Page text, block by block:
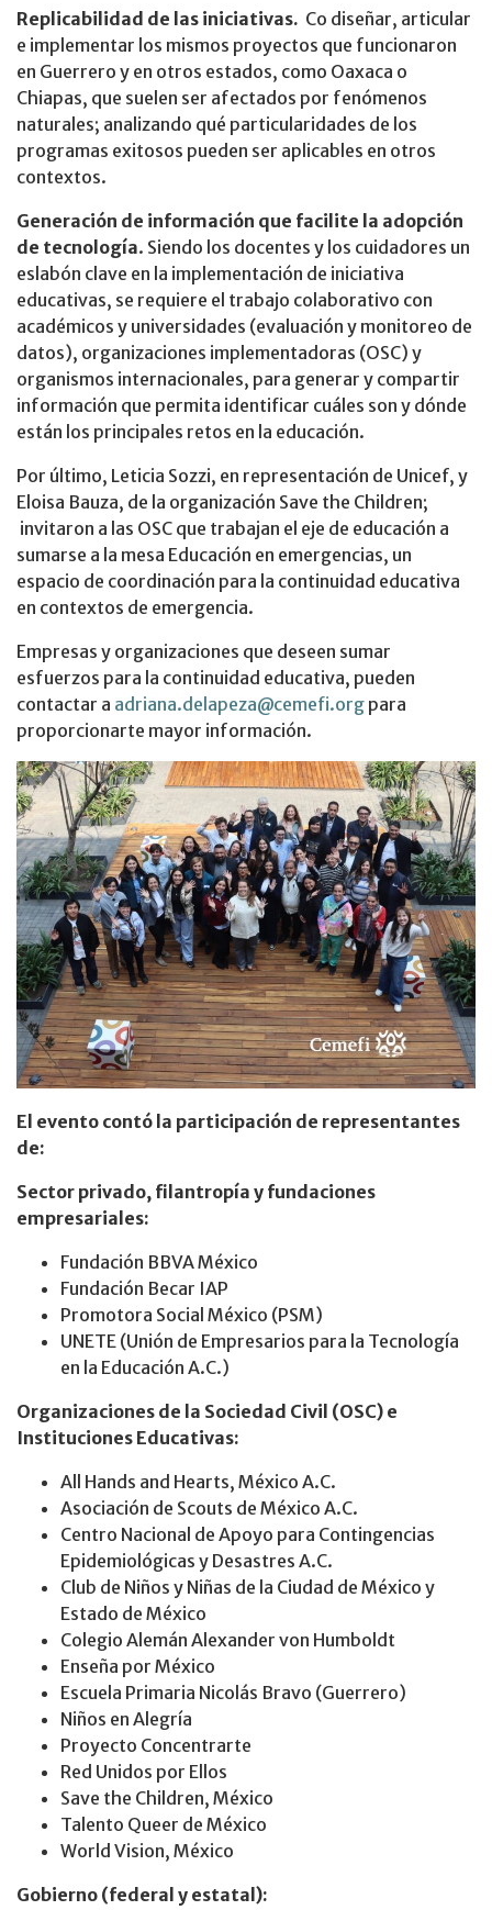
Replicabilidad de las iniciativas. Co diseñar, articular
e implementar los mismos proyectos que funcionaron
en Guerrero y en otros estados, como Oaxaca o
Chiapas, que suelen ser afectados por fenómenos
naturales; analizando qué particularidades de los
programas exitosos pueden ser aplicables en otros
contextos.
Generación de información que facilite la adopción
de tecnología. Siendo los docentes y los cuidadores un
eslabón clave en la implementación de iniciativa
educativas, se requiere el trabajo colaborativo con
académicos y universidades (evaluación y monitoreo de
datos), organizaciones implementadoras (OSC) y
organismos internacionales, para generar y compartir
información que permita identificar cuáles son y dónde
están los principales retos en la educación.
Por último, Leticia Sozzi, en representación de Unicef, y
Eloisa Bauza, de la organización Save the Children;
invitaron a las OSC que trabajan el eje de educación a
sumarse a la mesa Educación en emergencias, un
espacio de coordinación para la continuidad educativa
en contextos de emergencia.
Empresas y organizaciones que deseen sumar
esfuerzos para la continuidad educativa, pueden
contactar a adriana.delapeza@cemefi.org para
proporcionarte mayor información.
El evento contó la participación de representantes
de:
Sector privado, filantropía y fundaciones
empresariales:
Fundación BBVA México
Fundación Becar IAP
Promotora Social México (PSM)
UNETE (Unión de Empresarios para la Tecnología
en la Educación A.C.)
Organizaciones de la Sociedad Civil (OSC) e
Instituciones Educativas:
All Hands and Hearts, México A.C.
Asociación de Scouts de México A.C.
Centro Nacional de Apoyo para Contingencias
Epidemiológicas y Desastres A.C.
Club de Niños y Niñas de la Ciudad de México y
Estado de México
Colegio Alemán Alexander von Humboldt
Enseña por México
Escuela Primaria Nicolás Bravo (Guerrero)
Niños en Alegría
Proyecto Concentrarte
Red Unidos por Ellos
Save the Children, México
Talento Queer de México
World Vision, México
Gobierno (federal y estatal):